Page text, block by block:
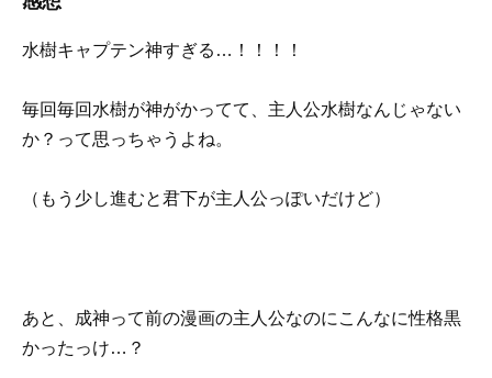
水樹キャプテン神すぎる…！！！！
毎回毎回水樹が神がかってて、主人公水樹なんじゃない
か？って思っちゃうよね。
（もう少し進むと君下が主人公っぽいだけど）
あと、成神って前の漫画の主人公なのにこんなに性格黒
かったっけ…？